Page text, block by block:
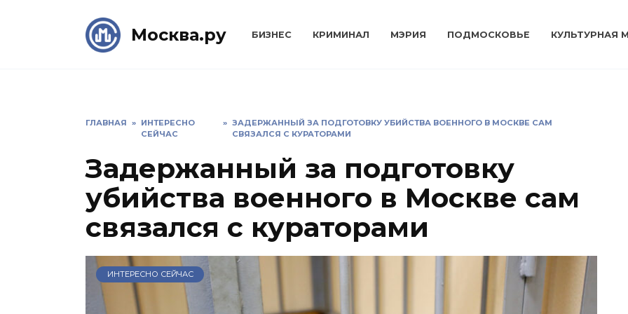
Москва.ру БИЗНЕС КРИМИНАЛ МЭРИЯ ПОДМОСКОВЬЕ КУЛЬТУРНАЯ
ГЛАВНАЯ » ИНТЕРЕСНО
СЕЙЧАС
» ЗАДЕРЖАННЫЙ ЗА ПОДГОТОВКУ УБИЙСТВА ВОЕННОГО В МОСКВЕ САМ
СВЯЗАЛСЯ С КУРАТОРАМИ
Задержанный за подготовку
убийства военного в Москве сам
связался с кураторами
ИНТЕРЕСНО СЕЙЧАС